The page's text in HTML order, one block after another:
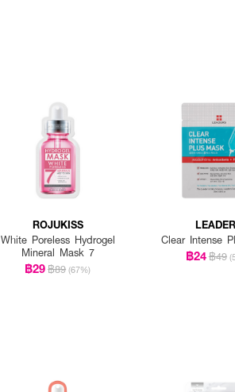
ROJUKISS
White Poreless Hydrogel
Mineral Mask 7
฿29฿89 (67%)
Clear Intense
฿24฿49